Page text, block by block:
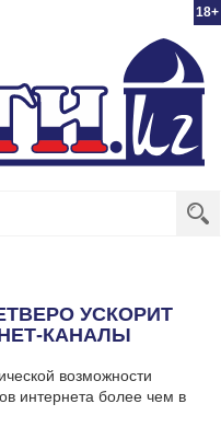
18+
УСКОРИТ
КАНАЛЫ
возможности
интернета более чем в